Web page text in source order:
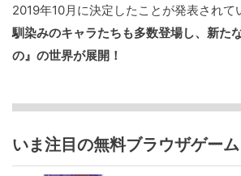
2019年10月に決定したことが発表されて
馴染みのキャラたちも多数登場し、新た
の』の世界が展開！
いま注目の無料ブラウザゲーム